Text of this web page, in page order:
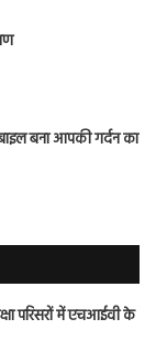
बना आपकी गर्दन का
परिसरों में एचआईवी के